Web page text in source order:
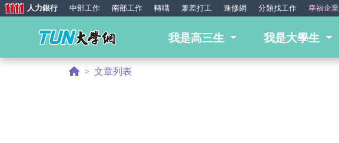
人力銀行 中部工作 南部工作 轉職 兼差打工 進修網 分類找工作 幸福企業
我是高三生 我是大學生
Previous
文章列表